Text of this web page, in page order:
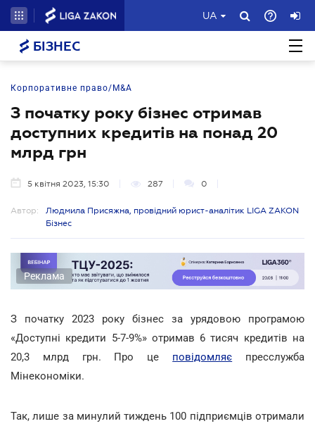
UA
БІЗНЕС
Корпоративне право/M&A
З початку року бізнес отримав
доступних кредитів на понад 20
млрд грн
5 квітня 2023, 15:30 287 0
Автор:
Людмила Присяжна, провідний юрист-аналітик LIGA ZAKON
Бізнес
Реклама
З початку 2023 року бізнес за урядовою програмою
«Доступні кредити 5-7-9%» отримав 6 тисяч кредитів на
20,3 млрд грн. Про це повідомляє пресслужба
Мінекономіки.
Так, лише за минулий тиждень 100 підприємців отримали